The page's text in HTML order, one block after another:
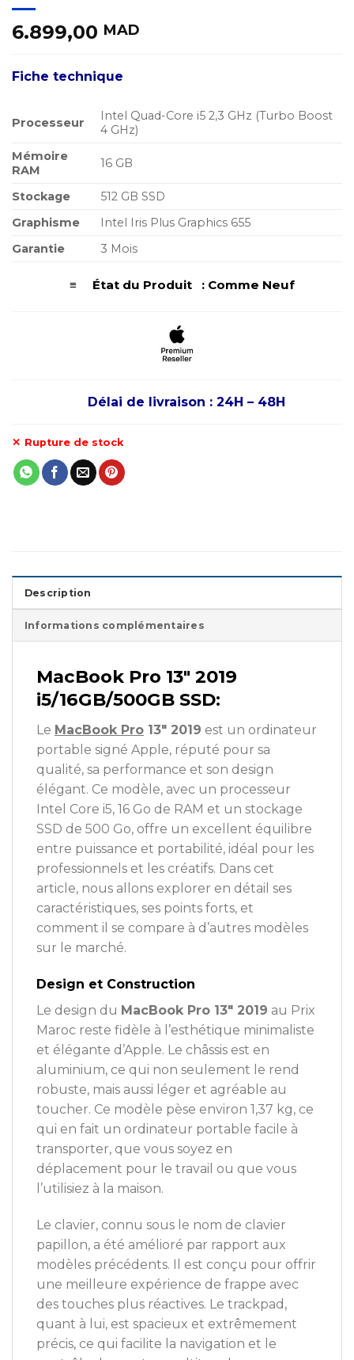
6.899,00 MAD
Fiche technique
Processeur
Intel Quad-Core i5 2,3 GHz (Turbo Boost
4 GHz)
Mémoire
RAM
16 GB
Stockage
512 GB SSD
Graphisme
Intel Iris Plus Graphics 655
Garantie
3 Mois
≡ État du Produit : Comme Neuf
Délai de livraison : 24H – 48H
Rupture de stock
Description
Informations complémentaires
MacBook Pro 13″ 2019
i5/16GB/500GB SSD:
Le MacBook Pro 13″ 2019 est un ordinateur
portable signé Apple, réputé pour sa
qualité, sa performance et son design
élégant. Ce modèle, avec un processeur
Intel Core i5, 16 Go de RAM et un stockage
SSD de 500 Go, offre un excellent équilibre
entre puissance et portabilité, idéal pour les
professionnels et les créatifs. Dans cet
article, nous allons explorer en détail ses
caractéristiques, ses points forts, et
comment il se compare à d’autres modèles
sur le marché.
Design et Construction
Le design du MacBook Pro 13″ 2019 au Prix
Maroc reste fidèle à l’esthétique minimaliste
et élégante d’Apple. Le châssis est en
aluminium, ce qui non seulement le rend
robuste, mais aussi léger et agréable au
toucher. Ce modèle pèse environ 1,37 kg, ce
qui en fait un ordinateur portable facile à
transporter, que vous soyez en
déplacement pour le travail ou que vous
l’utilisiez à la maison.
Le clavier, connu sous le nom de clavier
papillon, a été amélioré par rapport aux
modèles précédents. Il est conçu pour offrir
une meilleure expérience de frappe avec
des touches plus réactives. Le trackpad,
quant à lui, est spacieux et extrêmement
précis, ce qui facilite la navigation et le